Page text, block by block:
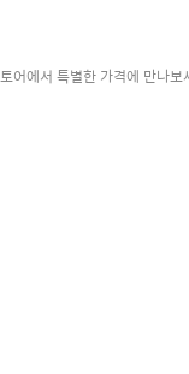
어에서 특별한 가격에 만나보